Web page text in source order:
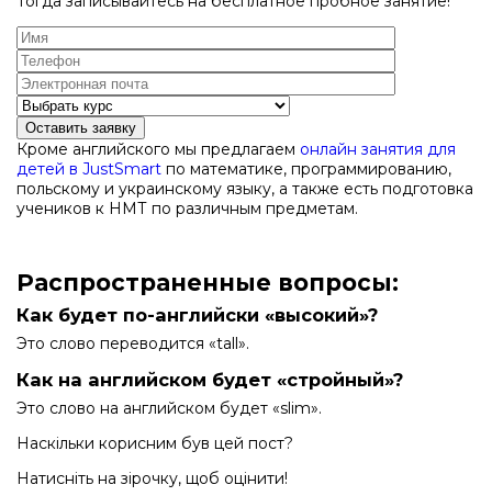
Оставить заявку
Кроме английского мы предлагаем онлайн занятия для
детей в JustSmart по математике, программированию,
польскому и украинскому языку, а также есть подготовка
учеников к НМТ по различным предметам.
Распространенные вопросы:
Как будет по-английски «высокий»?
Это слово переводится «tall».
Как на английском будет «стройный»?
Это слово на английском будет «slim».
Наскільки корисним був цей пост?
Натисніть на зірочку, щоб оцінити!